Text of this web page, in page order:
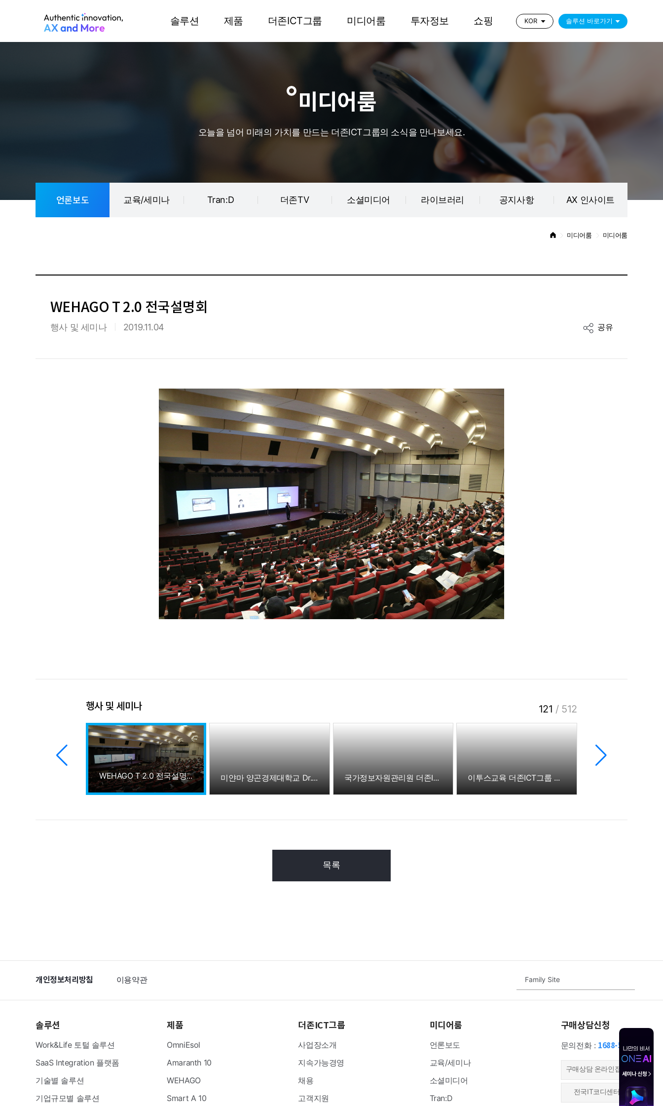
솔루션 제품 더존ICT그룹 미디어룸 투자정보 쇼핑 KOR 솔루션 바로가기
미디어룸
오늘을 넘어 미래의 가치를 만드는 더존ICT그룹의 소식을 만나보세요.
언론보도 교육/세미나 Tran:D 더존TV 소셜미디어 라이브러리 공지사항 AX 인사이트
미디어룸 미디어룸
WEHAGO T 2.0 전국설명회
행사 및 세미나 2019.11.04 공유
행사 및 세미나
WEHAGO T 2.0 전국설명회 미얀마 양곤경제대학교 Dr. TIN WIN 총장 및 교수 더존ICT그룹 방문 국가정보자원관리원 더존ICT그룹 방문 이투스교육 더존ICT그룹 방문
121 / 512
목록
개인정보처리방침 이용약관 Family Site
솔루션
Work&Life 토털 솔루션
SaaS Integration 플랫폼
기술별 솔루션
기업규모별 솔루션
제품
OmniEsol
Amaranth 10
WEHAGO
Smart A 10
더존ICT그룹
사업장소개
지속가능경영
채용
고객지원
미디어룸
언론보도
교육/세미나
소셜미디어
Tran:D
구매상담신청
문의전화 : 1688-5000
​구매상담 온라인접수
전국IT코디센터